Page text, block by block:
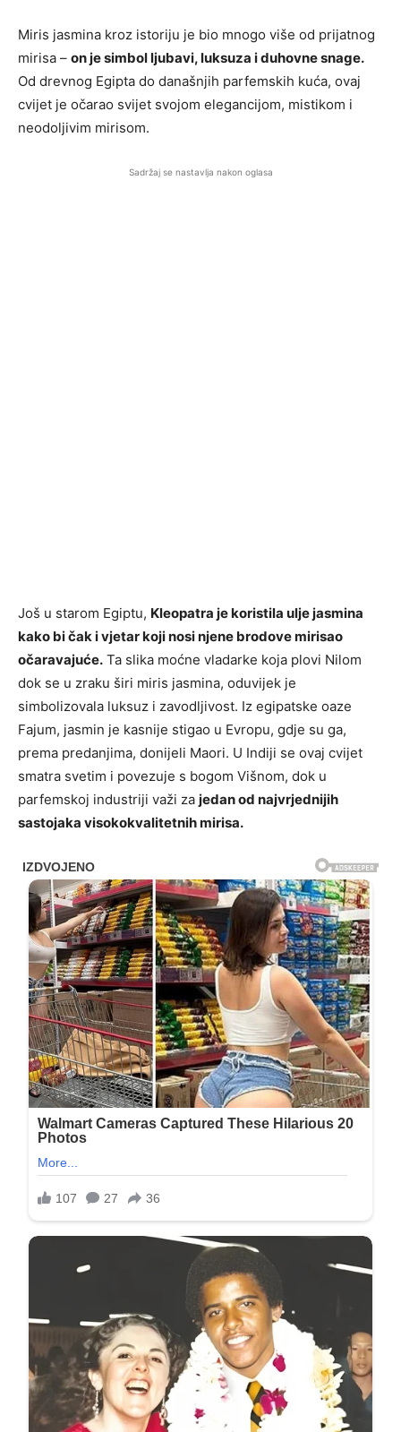
Miris jasmina kroz istoriju je bio mnogo više od prijatnog
mirisa – on je simbol ljubavi, luksuza i duhovne snage.
Od drevnog Egipta do današnjih parfemskih kuća, ovaj
cvijet je očarao svijet svojom elegancijom, mistikom i
neodoljivim mirisom.
Sadržaj se nastavlja nakon oglasa
Još u starom Egiptu, Kleopatra je koristila ulje jasmina
kako bi čak i vjetar koji nosi njene brodove mirisao
očaravajuće. Ta slika moćne vladarke koja plovi Nilom
dok se u zraku širi miris jasmina, oduvijek je
simbolizovala luksuz i zavodljivost. Iz egipatske oaze
Fajum, jasmin je kasnije stigao u Evropu, gdje su ga,
prema predanjima, donijeli Maori. U Indiji se ovaj cvijet
smatra svetim i povezuje s bogom Višnom, dok u
parfemskoj industriji važi za jedan od najvrjednijih
sastojaka visokokvalitetnih mirisa.